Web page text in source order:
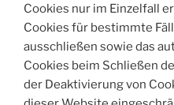
Cookies nur im Einzelfall
Cookies für bestimmte
ausschließen sowie das
Cookies beim Schließen
der Deaktivierung von